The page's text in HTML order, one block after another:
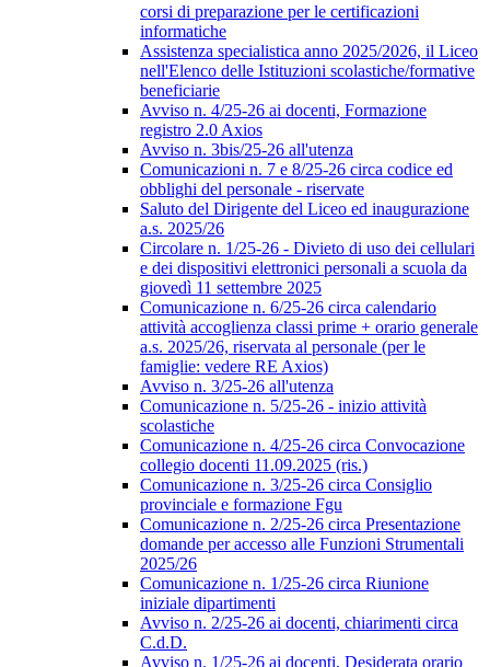
corsi di preparazione per le certificazioni
informatiche
Assistenza specialistica anno 2025/2026, il Liceo
nell'Elenco delle Istituzioni scolastiche/formative
beneficiarie
Avviso n. 4/25-26 ai docenti, Formazione
registro 2.0 Axios
Avviso n. 3bis/25-26 all'utenza
Comunicazioni n. 7 e 8/25-26 circa codice ed
obblighi del personale - riservate
Saluto del Dirigente del Liceo ed inaugurazione
a.s. 2025/26
Circolare n. 1/25-26 - Divieto di uso dei cellulari
e dei dispositivi elettronici personali a scuola da
giovedì 11 settembre 2025
Comunicazione n. 6/25-26 circa calendario
attività accoglienza classi prime + orario generale
a.s. 2025/26, riservata al personale (per le
famiglie: vedere RE Axios)
Avviso n. 3/25-26 all'utenza
Comunicazione n. 5/25-26 - inizio attività
scolastiche
Comunicazione n. 4/25-26 circa Convocazione
collegio docenti 11.09.2025 (ris.)
Comunicazione n. 3/25-26 circa Consiglio
provinciale e formazione Fgu
Comunicazione n. 2/25-26 circa Presentazione
domande per accesso alle Funzioni Strumentali
2025/26
Comunicazione n. 1/25-26 circa Riunione
iniziale dipartimenti
Avviso n. 2/25-26 ai docenti, chiarimenti circa
C.d.D.
Avviso n. 1/25-26 ai docenti, Desiderata orario